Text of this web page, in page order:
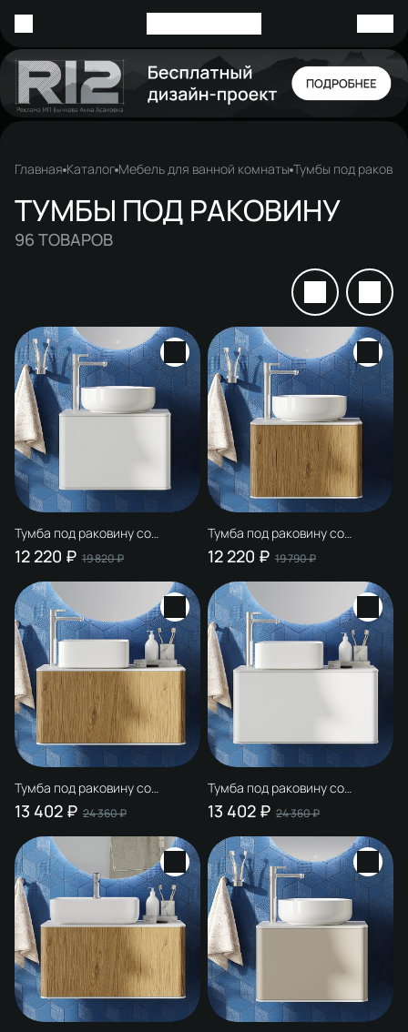
Главная Каталог Мебель для ванной комнаты Тумбы под
ТУМБЫ ПОД РАКОВИНУ
96 ТОВАРОВ
Тумба под раковину со
столешницей STWORKI
Ноттвиль 60 белая, с
отверстием под смеситель
12 220 ₽ 19 820 ₽
Тумба под раковину со
столешницей STWORKI
Ноттвиль 60 дуб верона, с
отверстием под смеситель
12 220 ₽ 19 790 ₽
Тумба под раковину со
столешницей STWORKI
Ноттвиль 80 дуб верона, с
отверстием под смеситель
13 402 ₽ 24 360 ₽
Тумба под раковину со
столешницей STWORKI
Ноттвиль 80 белая, с
отверстием под смеситель
13 402 ₽ 24 360 ₽